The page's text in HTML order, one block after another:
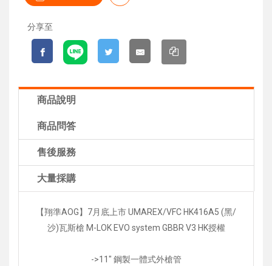
分享至
商品說明
商品問答
售後服務
大量採購
【翔準AOG】7月底上市 UMAREX/VFC HK416A5 (黑/
沙)瓦斯槍 M-LOK EVO system GBBR V3 HK授權
->11" 鋼製一體式外槍管